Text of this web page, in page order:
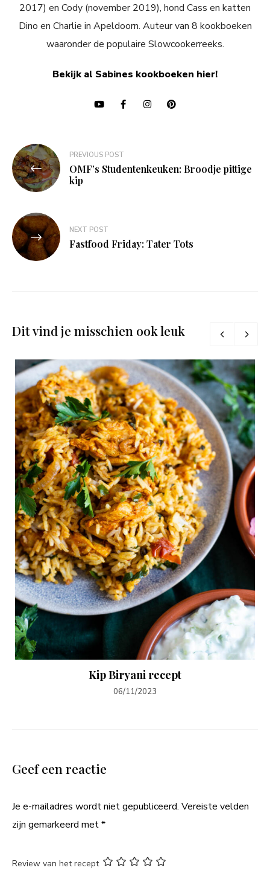
2017) en Cody (november 2019), hond Cass en katten
Dino en Charlie in Apeldoorn. Auteur van 8 kookboeken
waaronder de populaire Slowcookerreeks.
Bekijk al Sabines kookboeken hier!
Bericht
navigatie
PREVIOUS POST
OMF’s Studentenkeuken: Broodje pittige
kip
NEXT POST
Fastfood Friday: Tater Tots
Dit vind je misschien ook leuk
Kip Biryani recept
06/11/2023
Geef een reactie
Je e-mailadres wordt niet gepubliceerd. Vereiste velden
zijn gemarkeerd met*
Review van het recept